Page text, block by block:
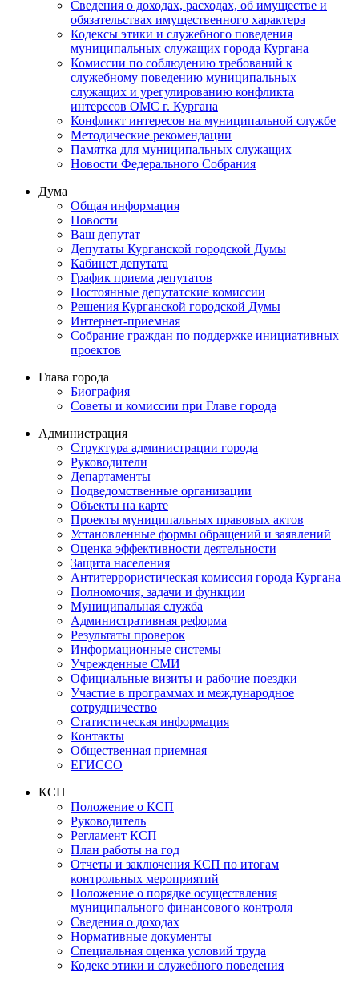
Сведения о доходах, расходах, об имуществе и
обязательствах имущественного характера
Кодексы этики и служебного поведения
муниципальных служащих города Кургана
Комиссии по соблюдению требований к
служебному поведению муниципальных
служащих и урегулированию конфликта
интересов ОМС г. Кургана
Конфликт интересов на муниципальной службе
Методические рекомендации
Памятка для муниципальных служащих
Новости Федерального Cобрания
Дума
Общая информация
Новости
Ваш депутат
Депутаты Курганской городской Думы
Кабинет депутата
График приема депутатов
Постоянные депутатские комиссии
Решения Курганской городской Думы
Интернет-приемная
Собрание граждан по поддержке инициативных
проектов
Глава города
Биография
Советы и комиссии при Главе города
Администрация
Структура администрации города
Руководители
Департаменты
Подведомственные организации
Объекты на карте
Проекты муниципальных правовых актов
Установленные формы обращений и заявлений
Оценка эффективности деятельности
Защита населения
Антитеррористическая комиссия города Кургана
Полномочия, задачи и функции
Муниципальная служба
Административная реформа
Результаты проверок
Информационные системы
Учрежденные СМИ
Официальные визиты и рабочие поездки
Участие в программах и международное
сотрудничество
Статистическая информация
Контакты
Общественная приемная
ЕГИССО
КСП
Положение о КСП
Руководитель
Регламент КСП
План работы на год
Отчеты и заключения КСП по итогам
контрольных мероприятий
Положение о порядке осуществления
муниципального финансового контроля
Сведения о доходах
Нормативные документы
Специальная оценка условий труда
Кодекс этики и служебного поведения